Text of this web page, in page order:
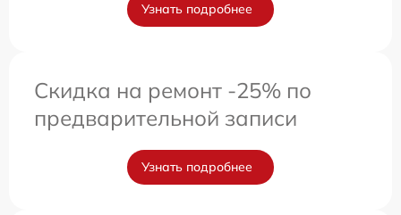
Узнать подробнее
Скидка на ремонт -25% по
предварительной записи
Узнать подробнее